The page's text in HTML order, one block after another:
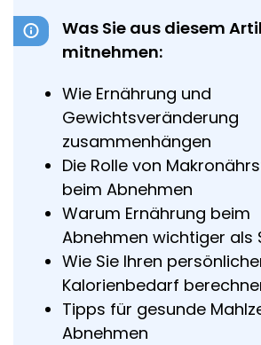
Was Sie aus diesem
mitnehmen:
Wie Ernährung und
Gewichtsveränderung
zusammenhängen
Die Rolle von
beim Abnehmen
Warum Ernährung beim
Abnehmen wichtiger als
Wie Sie Ihren
Kalorienbedarf
Tipps für gesunde
Abnehmen